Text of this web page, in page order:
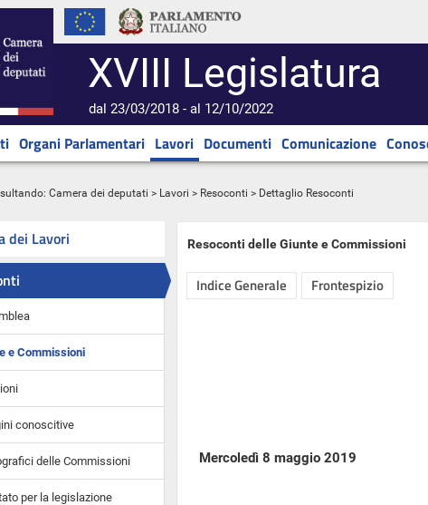
XVIII Legislatura
dal 23/03/2018 - al 12/10/2022
Organi Parlamentari Lavori Documenti Comunicazione
Camera dei deputati > Lavori > Resoconti > Dettaglio Resoconti
dei Lavori
e Commissioni
conoscitive
delle Commissioni
per la legislazione
Resoconti delle Giunte e Commissioni
Indice Generale Frontespizio
Mercoledì 8 maggio 2019